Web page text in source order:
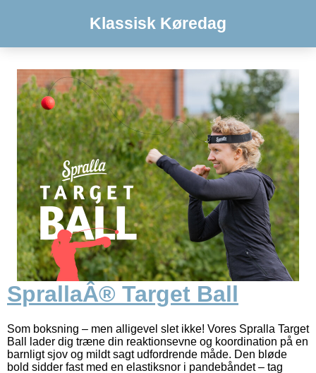
Klassisk Køredag
SprallaÂ® Target Ball
Som boksning – men alligevel slet ikke! Vores Spralla Target
Ball lader dig træne din reaktionsevne og koordination på en
barnligt sjov og mildt sagt udfordrende måde. Den bløde
bold sidder fast med en elastiksnor i pandebåndet – tag